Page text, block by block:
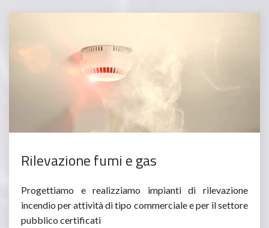
Rilevazione fumi e gas
Progettiamo e realizziamo impianti di rilevazione
incendio per attività di tipo commerciale e per il settore
pubblico certificati